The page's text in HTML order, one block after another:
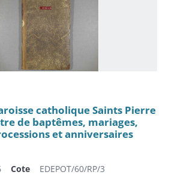
catholique Saints Pierre
de baptêmes, mariages,
et anniversaires
Cote EDEPOT/60/RP/3